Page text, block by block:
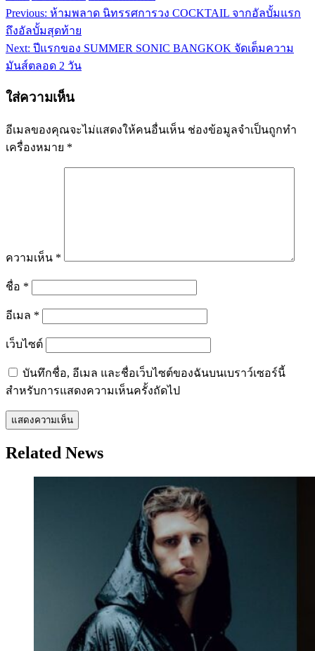
แนะแนว
เรื่อง
Previous: ห้ามพลาด นิทรรศการวง COCKTAIL จากอัลบั้มแรก
ถึงอัลบั้มสุดท้าย
Next: ปีแรกของ SUMMER SONIC BANGKOK จัดเต็มความ
มันส์ตลอด 2 วัน
ใส่ความเห็น
อีเมลของคุณจะไม่แสดงให้คนอื่นเห็น ช่องข้อมูลจำเป็นถูกทำ
เครื่องหมาย *
ความเห็น *
ชื่อ *
อีเมล *
เว็บไซต์
บันทึกชื่อ, อีเมล และชื่อเว็บไซต์ของฉันบนเบราว์เซอร์นี้
สำหรับการแสดงความเห็นครั้งถัดไป
Related News